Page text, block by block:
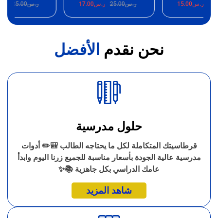
25.00 ر.س15.00 ر.س25.00 ر.س15.00 ر.س25.00
نحن نقدم الأفضل
حلول مدرسية
قرطاسيتك المتكاملة لكل ما يحتاجه الطالب 🎒✏️ أدوات
مدرسية عالية الجودة بأسعار مناسبة للجميع زرنا اليوم وابدأ
عامك الدراسي بكل جاهزية 📚✨
شاهد المزيد